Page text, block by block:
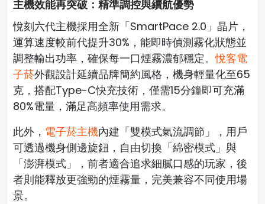
主機效能再突破：精準調控與續航優勢
悅刻六代主機採用全新「SmartPace 2.0」晶片，
運算速度較前代提升30%，能即時偵測霧化狀態並
調整輸出功率，確保每一口煙霧濃郁穩定。悅客電
子菸外觀設計延續品牌簡約風格，機身輕量化至65
克，搭配Type-C快充技術，僅需15分鐘即可充滿
80%電量，滿足高頻率使用需求。
此外， 電子菸主機內建「雙模式氣流調節」，用戶
可透過機身側邊旋鈕，自由切換「綿密模式」與
「澎湃模式」，前者適合追求細膩口感的玩家，後
者則能釋放更強勁的煙霧量，完美兼容不同使用場
景。